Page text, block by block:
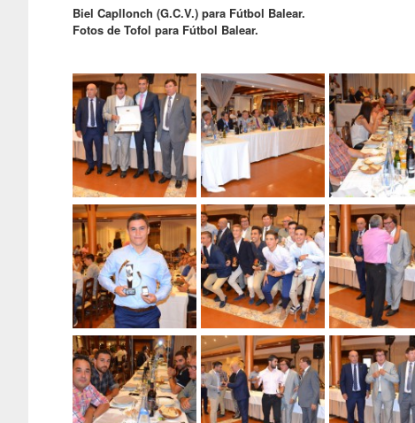
Biel Capllonch (G.C.V.) para Fútbol Balear.
Fotos de Tofol para Fútbol Balear.